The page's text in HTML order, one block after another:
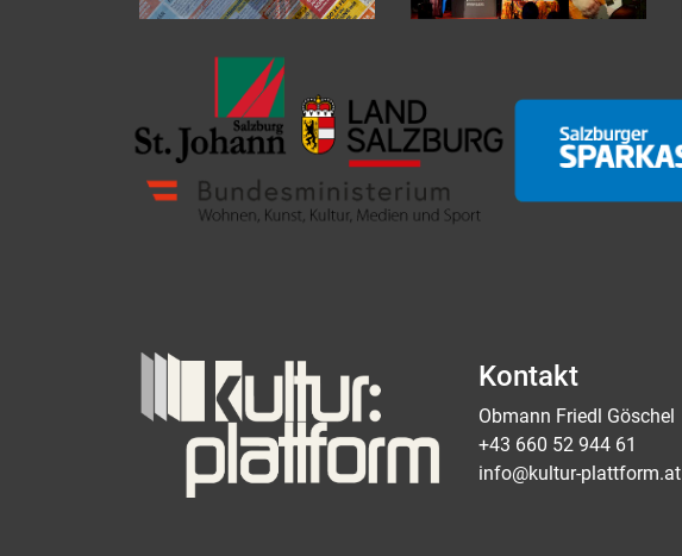
Kontakt
Obmann Friedl Göschel
+43 660 52 944 61
info@kultur-plattform.at